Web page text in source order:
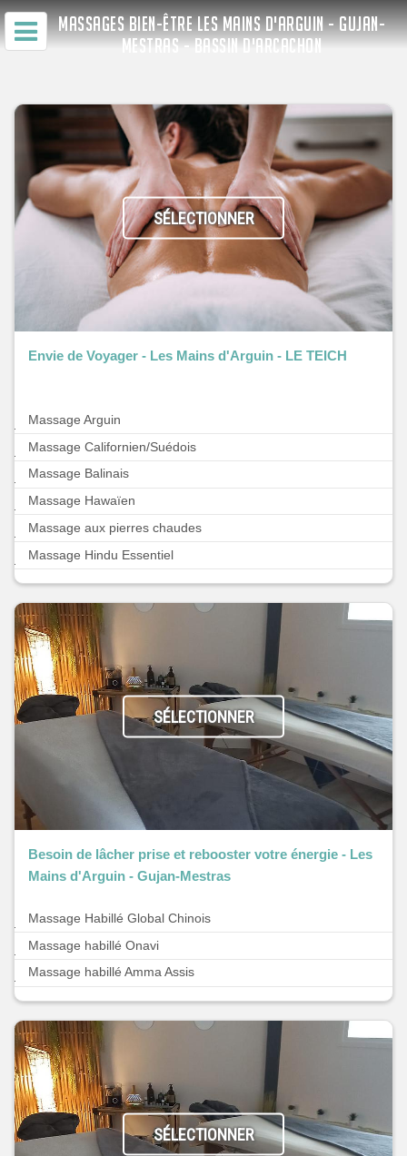
MASSAGES BIEN-ÊTRE LES MAINS D'ARGUIN - GUJAN-
MESTRAS - BASSIN D'ARCACHON
SÉLECTIONNER
Envie de Voyager - Les Mains d'Arguin - LE TEICH
Massage Arguin
Massage Californien/Suédois
Massage Balinais
Massage Hawaïen
Massage aux pierres chaudes
Massage Hindu Essentiel
SÉLECTIONNER
Besoin de lâcher prise et rebooster votre énergie - Les
Mains d'Arguin - Gujan-Mestras
Massage Habillé Global Chinois
Massage habillé Onavi
Massage habillé Amma Assis
SÉLECTIONNER